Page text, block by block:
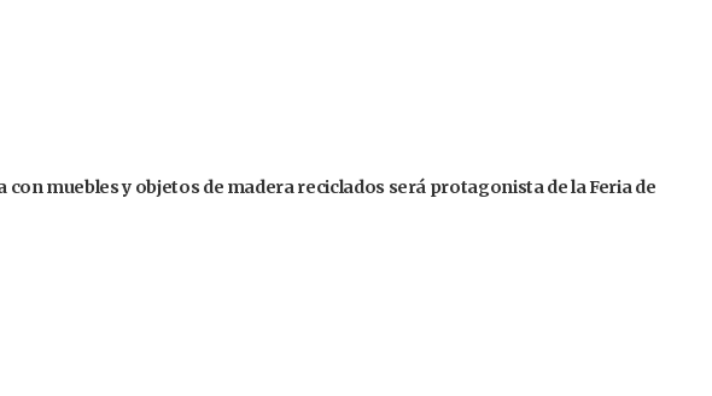
con muebles y objetos de madera reciclados será protagonista de la Feria de